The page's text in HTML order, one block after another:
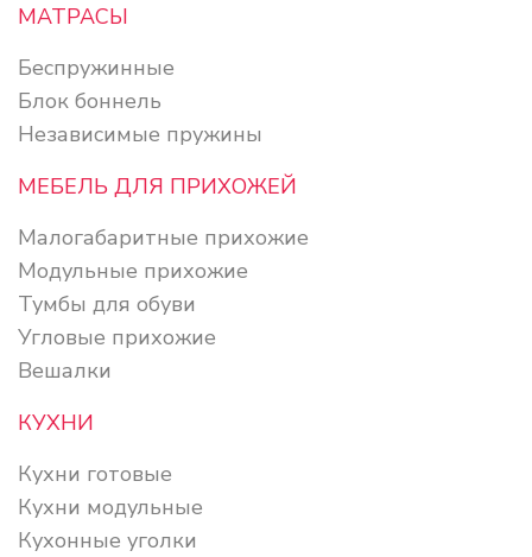
МАТРАСЫ
Беспружинные
Блок боннель
Независимые пружины
МЕБЕЛЬ ДЛЯ ПРИХОЖЕЙ
Малогабаритные прихожие
Модульные прихожие
Тумбы для обуви
Угловые прихожие
Вешалки
КУХНИ
Кухни готовые
Кухни модульные
Кухонные уголки